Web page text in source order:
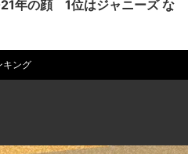
年の顔 1位はジャニーズ な
キング